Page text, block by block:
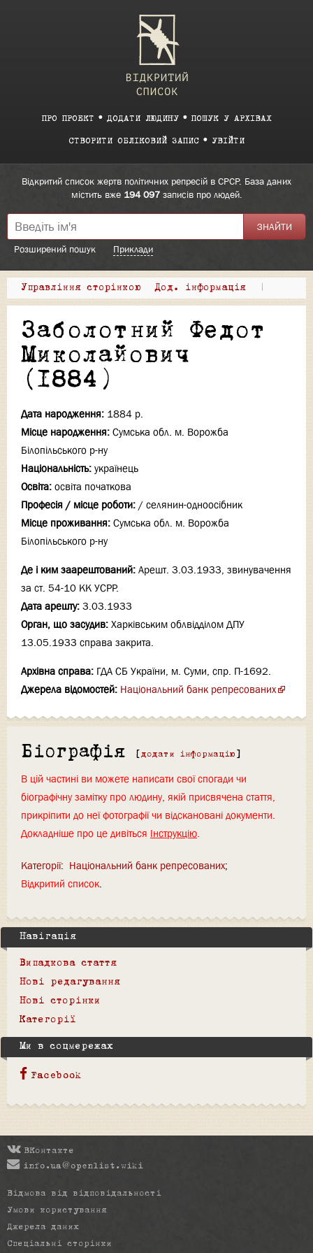
ПРО ПРОЕКТ ДОДАТИ ЛЮДИНУ ПОШУК У АРХІВАХ
СТВОРИТИ ОБЛІКОВИЙ ЗАПИС УВІЙТИ
Відкритий список жертв політичних репресій в СРСР. База даних
містить вже 194 097записів про людей.
Розширений пошук Приклади
Управління сторінкою Дод. інформація |
Заболотний Федот
Миколайович
(1884)
Дата народження: 1884 р.
Місце народження: Сумська обл. м. Ворожба
Білопільського р-ну
Національність: українець
Освіта: освіта початкова
Професія / місце роботи: / селянин-одноосібник
Місце проживання: Сумська обл. м. Ворожба
Білопільського р-ну
Де і ким заарештований: Арешт. 3.03.1933, звинувачення
за ст. 54-10 КК УСРР.
Дата арешту: 3.03.1933
Орган, що засудив: Харківським облвідділом ДПУ
13.05.1933 справа закрита.
Архівна справа: ГДА СБ України, м. Суми, спр. П-1692.
Джерела відомостей: Національний банк репресованих
Біографія [ додати інформацію ]
В цій частині ви можете написати свої спогади чи
біографічну замітку про людину, якій присвячена стаття,
прикріпити до неї фотографії чи відскановані документи.
Докладніше про це дивіться Інструкцію.
Категорії: Національний банк репресованих
Відкритий список
Навігація
Випадкова стаття
Нові редагування
Нові сторінки
Категорії
Ми в соцмережах
Facebook
ВКонтакте
info.ua@openlist.wiki
Відмова від відповідальності
Умови користування
Джерела даних
Спеціальні сторінки